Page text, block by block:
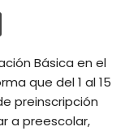
Básica en el
que del 1 al 15
preinscripción
a preescolar,